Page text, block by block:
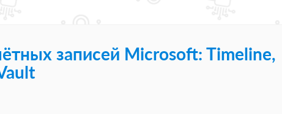
записей Microsoft: Timeline,